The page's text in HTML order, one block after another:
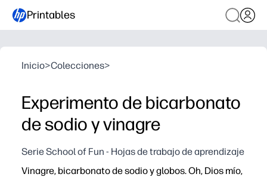
Printables
Inicio>Colecciones>
Experimento de bicarbonato
de sodio y vinagre
Serie School of Fun - Hojas de trabajo de aprendizaje
Vinagre, bicarbonato de sodio y globos. Oh, Dios mío,